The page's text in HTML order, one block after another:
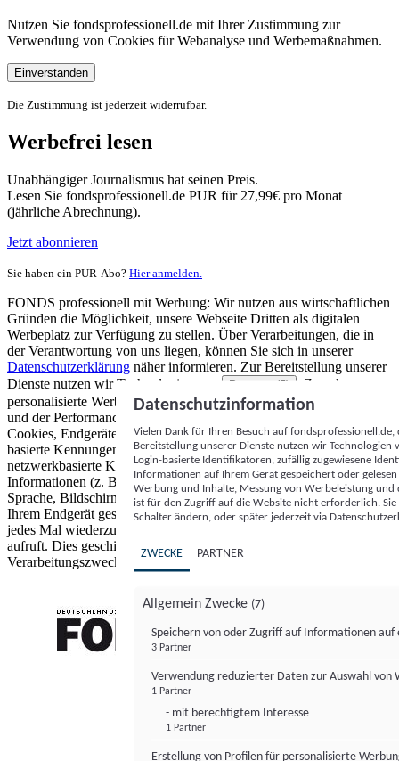
Nutzen Sie fondsprofessionell.de mit Ihrer Zustimmung zur
Verwendung von Cookies für Webanalyse und Werbemaßnahmen.
Einverstanden
Die Zustimmung ist jederzeit widerrufbar.
Werbefrei lesen
Unabhängiger Journalismus hat seinen Preis.
Lesen Sie fondsprofessionell.de PUR für 27,99€ pro Monat
(jährliche Abrechnung).
Jetzt abonnieren
Sie haben ein PUR-Abo? Hier anmelden.
FONDS professionell mit Werbung: Wir nutzen aus wirtschaftlichen
Gründen die Möglichkeit, unsere Webseite Dritten als digitalen
Werbeplatz zur Verfügung zu stellen. Über Verarbeitungen, die in
der Verantwortung von uns liegen, können Sie sich in unserer
Datenschutzerklärung näher informieren. Zur Bereitstellung unserer
Dienste nutzen wir Technologien von
Partnern (5)
. Zwecke:
personalisierte Werbung und Inhalte, Messung von Werbeleistung
und der Performance von Inhalten sowie Zielgruppenforschung.
Cookies, Endgeräte- oder ähnliche Online-Kennungen (z. B. login-
basierte Kennungen, zufällig generierte Kennungen,
netzwerkbasierte Kennungen) können zusammen mit anderen
Informationen (z. B. Browsertyp und Browserinformationen,
Sprache, Bildschirmgröße, unterstützte Technologien usw.) auf
Ihrem Endgerät gespeichert oder von dort ausgelesen werden, um es
jedes Mal wiederzuerkennen, wenn es eine App oder einer Webseite
aufruft. Dies geschieht für einen oder mehrere der hier aufgeführten
Verarbeitungszwecke.
Datenschutzinformation
Vielen Dank für Ihren Besuch auf
Bereitstellung unserer Dienste nutzen wir Technologien
Login-basierte Identifikatoren, zufällig zugewiesene
Informationen auf Ihrem Gerät gespeichert oder
Werbung und Inhalte, Messung von Werbeleistung
ist für den Zugriff auf die Website nicht erforderlich.
Schalter ändern, oder später jederzeit via
ZWECKE PARTNER
Allgemein Zwecke (7)
Speichern von oder Zugriff auf Informationen auf
3 Partner
Verwendung reduzierter Daten zur Auswahl von
1 Partner
- mit berechtigtem Interesse
1 Partner
Erstellung von Profilen für personalisierte
FONDS professionell